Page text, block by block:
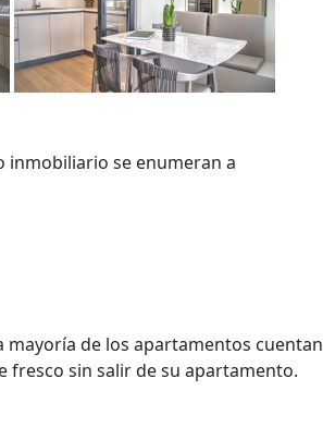
inmobiliario se enumeran a
mayoría de los apartamentos cuentan
fresco sin salir de su apartamento.